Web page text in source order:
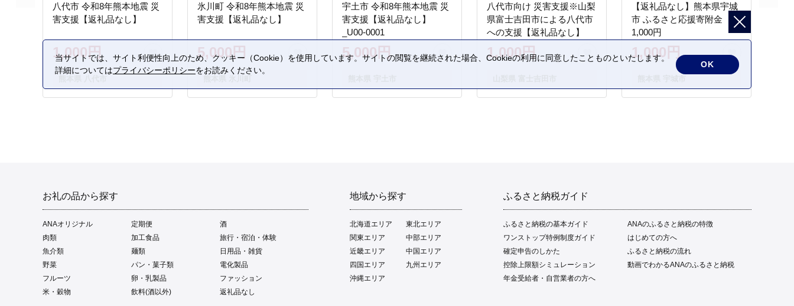
八代市 令和8年熊本地震 災
害支援【返礼品なし】
1,000円
氷川町 令和8年熊本地震 災
害支援【返礼品なし】
5,000円
宇土市 令和8年熊本地震 災
害支援【返礼品なし】
_U00-0001
5,000円
八代市向け 災害支援※山梨
県富士吉田市による八代市
への支援【返礼品なし】
1,000円
【返礼品なし】熊本県宇城
市 ふるさと応援寄附金
1,000円
1,000円
お礼の品から探す
ANAオリジナル 定期便
酒
肉類
加工食品
旅行・宿泊・体験
魚介類
麺類
日用品・雑貨
野菜
パン・菓子類
電化製品
フルーツ
卵・乳製品
ファッション
米・穀物
飲料(酒以外) 返礼品なし
地域から探す
北海道エリア
東北エリア
関東エリア
中部エリア
近畿エリア
中国エリア
四国エリア
九州エリア
沖縄エリア
ふるさと納税ガイド
ふるさと納税の基本ガイド
ANAのふるさと納税の特徴
ワンストップ特例制度ガイド
はじめての方へ
確定申告のしかた
ふるさと納税の流れ
控除上限額シミュレーション
動画でわかるANAのふるさと納税
年金受給者・自営業者の方へ
当サイトでは、サイト利便性向上のため、クッキー（Cookie）を使用しています。サイトの閲覧を継続された場合、Cookieの利用に同意したことものといたします。
詳細についてはプライバシーポリシーをお読みください。
OK